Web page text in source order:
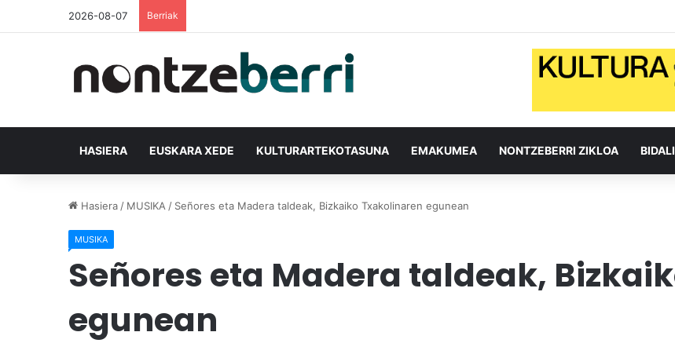
2026-08-07 Berriak
HASIERA EUSKARA XEDE KULTURARTEKOTASUNA EMAKUMEA NONTZEBERRI ZIKLOA
Hasiera / MUSIKA / Señores eta Madera taldeak, Bizkaiko Txakolinaren egunean
MUSIKA
Señores eta Madera taldeak,
egunean